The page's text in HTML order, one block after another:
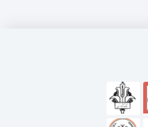
خودرو